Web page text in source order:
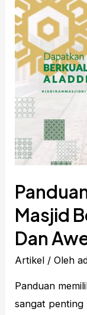
Untuk
Masjid
Nyaman
Dan
Tahan
Lama
Masjid
Dan
Artikel / Oleh
Panduan
sangat penting